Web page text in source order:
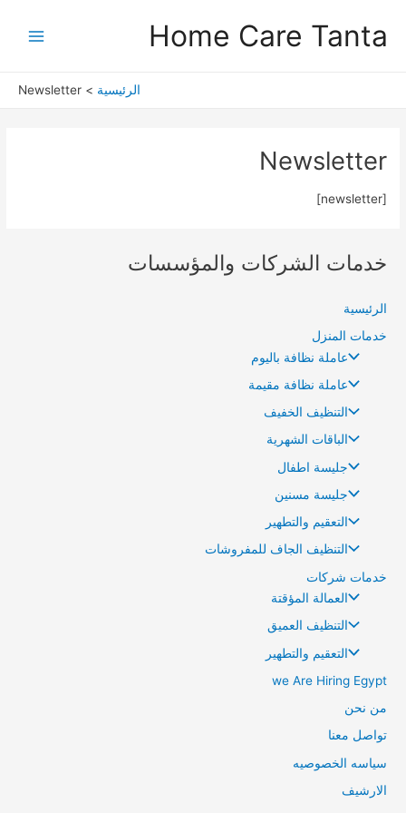
Home Care Tanta
الرئيسية Newsletter
Newsletter
[newsletter]
خدمات الشركات والمؤسسات
الرئيسية
خدمات المنزل
عاملة نظافة باليوم
عاملة نظافة مقيمة
التنظيف الخفيف
الباقات الشهرية
جليسة اطفال
جليسة مسنين
التعقيم والتطهير
التنظيف الجاف للمفروشات
خدمات شركات
العمالة المؤقتة
التنظيف العميق
التعقيم والتطهير
we Are Hiring Egypt
من نحن
تواصل معنا
سياسه الخصوصيه
الارشيف